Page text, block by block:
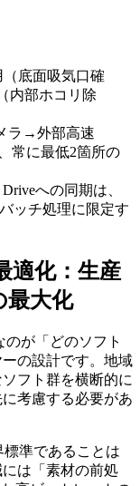
底面吸気口確
内部ホコリ除
ラ→外部高速
常に最低2箇所の
への同期は、
ッチ処理に限定す
適化：生産
最大化
が「どのソフト
の設計です。地域
フト群を横断的に
考慮する必要があ
標準であることは
は「素材の前処